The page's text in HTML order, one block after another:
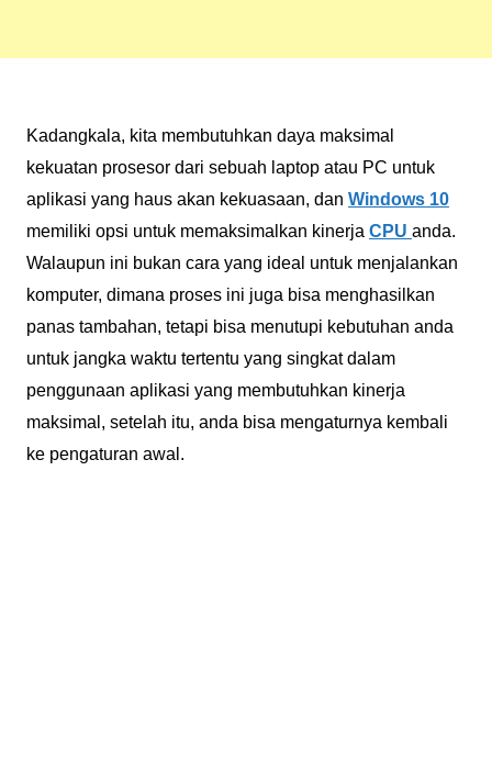
Kadangkala, kita membutuhkan daya maksimal
kekuatan prosesor dari sebuah laptop atau PC untuk
aplikasi yang haus akan kekuasaan, dan Windows 10
memiliki opsi untuk memaksimalkan kinerja CPU anda.
Walaupun ini bukan cara yang ideal untuk menjalankan
komputer, dimana proses ini juga bisa menghasilkan
panas tambahan, tetapi bisa menutupi kebutuhan anda
untuk jangka waktu tertentu yang singkat dalam
penggunaan aplikasi yang membutuhkan kinerja
maksimal, setelah itu, anda bisa mengaturnya kembali
ke pengaturan awal.